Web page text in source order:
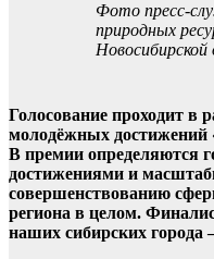
Фото пресс-
природных
Новосибирской
Голосование проходит в
молодёжных
В премии определяются
достижениями и
совершенствованию
региона в целом.
наших сибирских